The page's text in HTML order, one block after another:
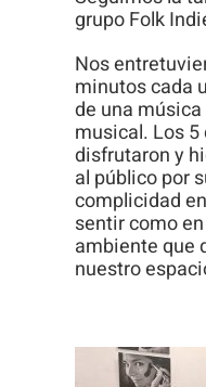
grupo Folk
Nos
minutos cada
de una
musical. Los
disfrutaron y
al público por
complicidad
sentir como
ambiente que
nuestro